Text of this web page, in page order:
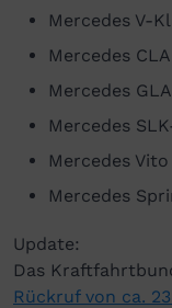
Mercedes V-
Mercedes CLA
Mercedes GLA
Mercedes
Mercedes Vito
Mercedes
Update:
Das
Rückruf von ca.